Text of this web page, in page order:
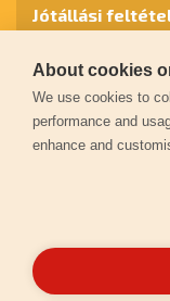
© 2026
Jótállási
Személyes
Kapcsolat
Garancia
About cookies
We use cookies to
performance and
enhance and